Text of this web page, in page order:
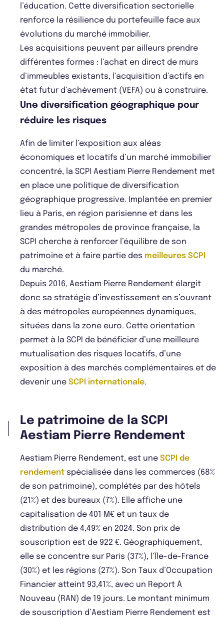
l’éducation. Cette diversification sectorielle
renforce la résilience du portefeuille face aux
évolutions du marché immobilier.
Les acquisitions peuvent par ailleurs prendre
différentes formes : l’achat en direct de murs
d’immeubles existants, l’acquisition d’actifs en
état futur d’achèvement (VEFA) ou à construire.
Une diversification géographique pour
réduire les risques
Afin de limiter l’exposition aux aléas
économiques et locatifs d’un marché immobilier
concentré, la SCPI Aestiam Pierre Rendement met
en place une politique de diversification
géographique progressive. Implantée en premier
lieu à Paris, en région parisienne et dans les
grandes métropoles de province française, la
SCPI cherche à renforcer l’équilibre de son
patrimoine et à faire partie des meilleures SCPI
du marché.
Depuis 2016, Aestiam Pierre Rendement élargit
donc sa stratégie d’investissement en s’ouvrant
à des métropoles européennes dynamiques,
situées dans la zone euro. Cette orientation
permet à la SCPI de bénéficier d’une meilleure
mutualisation des risques locatifs, d’une
exposition à des marchés complémentaires et de
devenir une SCPI internationale.
Le patrimoine de la SCPI
Aestiam Pierre Rendement
Aestiam Pierre Rendement, est une SCPI de
rendement spécialisée dans les commerces (68%
de son patrimoine), complétés par des hôtels
(21%) et des bureaux (7%). Elle affiche une
capitalisation de 401 M€ et un taux de
distribution de 4,49% en 2024. Son prix de
souscription est de 922 €. Géographiquement,
elle se concentre sur Paris (37%), l’Île-de-France
(30%) et les régions (27%). Son Taux d’Occupation
Financier atteint 93,41%, avec un Report À
Nouveau (RAN) de 19 jours. Le montant minimum
de souscription d’Aestiam Pierre Rendement est